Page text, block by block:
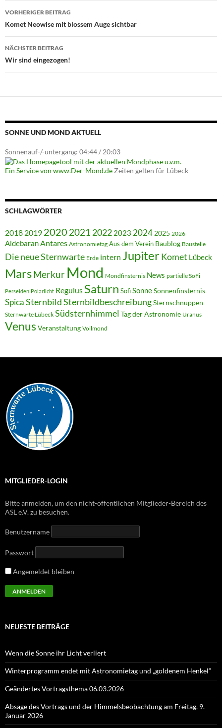
Beitragsnavigation
VORHERIGER BEITRAG
Komet Neowise mit blossem Auge sichtbar
NÄCHSTER BEITRAG
Wir sind eingezogen!
SONNE UND MOND AKTUELL
Sonnenauf-/-untergang: 04:44 / 20:03
Ein Service von www.Der-Mond.de Zeiten gelten für Lübeck
SCHLAGWÖRTER
2018 2019 2020 2021 2022 2023 2024 2025 2026
Aldebaran Antares Astronomietag Aus dem Verein Baublog Baustelle
Die neue Sternwarte Erde intern Jupiter Komet Lübeck
MarsMerkur Mond Mondfinsternis News partielle SoFi
Perseiden Polarlicht Regulus Saturn SofiSonneSonnenfinsternis
Spica SternbildSternbildbeschreibungSternschnuppen
Sternwarte Lübeck Südsternhimmel Tag der Astronomie Uranus
Venus Veranstaltung Vollmond
MITGLIEDER-LOGIN
Bitte anmelden, um den nicht-öffentlichen Mitglieder-Bereich des
ASL e.V. zu besuchen.
Benutzername
Passwort
Angemeldet bleiben
NEUESTE BEITRÄGE
Wenn die Sonne ihr Licht verliert
Winterprogramm endet mit Astronomietag und „goldenem Henkel“
Geändertes Vortragsthema 06.03.2026
Absage des Vortrags und der Himmelsbeobachtung am Freitag, 9.
Januar 2026